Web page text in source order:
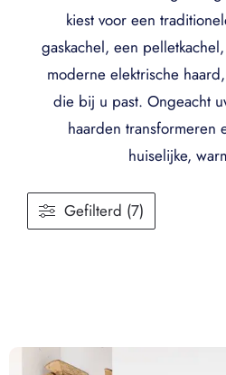
kiest voor een
gaskachel, een
moderne elektrische
die bij u past. Ongeacht
haarden transformeren
huiselijke,
Gefilterd (7)